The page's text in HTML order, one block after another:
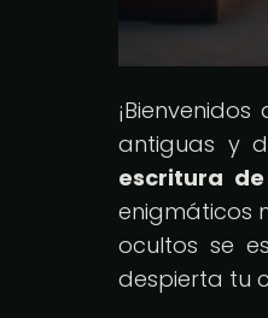
¡Bienvenidos
antiguas y
escritura
enigmáticos
ocultos se
despierta tu